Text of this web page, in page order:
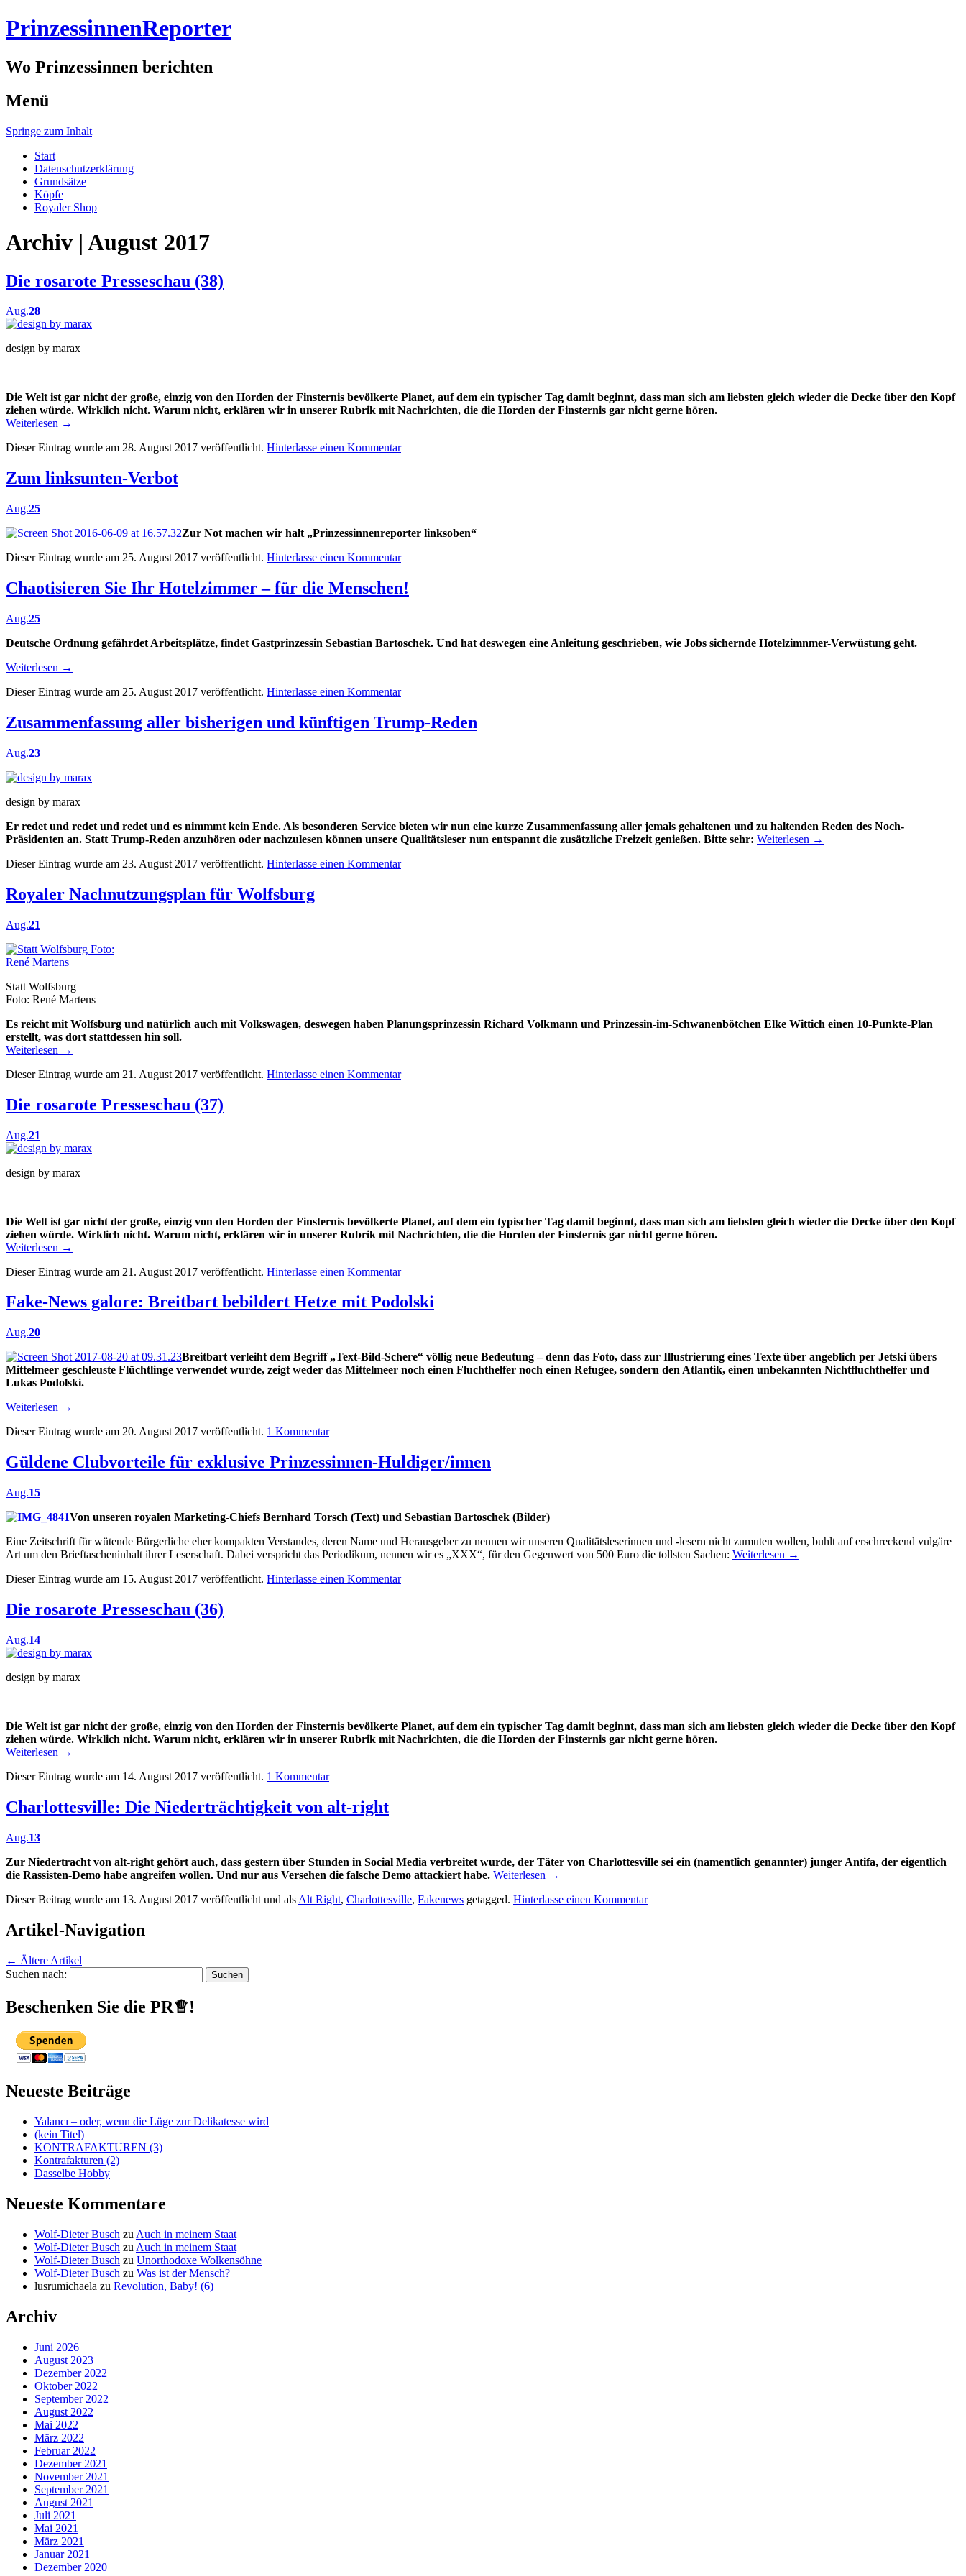
PrinzessinnenReporter
Wo Prinzessinnen berichten
Menü
Springe zum Inhalt
Start
Datenschutzerklärung
Grundsätze
Köpfe
Royaler Shop
Archiv | August 2017
Die rosarote Presseschau (38)
Aug.28
design by marax
Die Welt ist gar nicht der große, einzig von den Horden der Finsternis bevölkerte Planet, auf dem ein typischer Tag damit beginnt, dass man sich am liebsten gleich wieder die Decke über den Kopf
ziehen würde. Wirklich nicht. Warum nicht, erklären wir in unserer Rubrik mit Nachrichten, die die Horden der Finsternis gar nicht gerne hören.
Weiterlesen →
Dieser Eintrag wurde am 28. August 2017 veröffentlicht. Hinterlasse einen Kommentar
Zum linksunten-Verbot
Aug.25
Zur Not machen wir halt „Prinzessinnenreporter linksoben“
Dieser Eintrag wurde am 25. August 2017 veröffentlicht. Hinterlasse einen Kommentar
Chaotisieren Sie Ihr Hotelzimmer – für die Menschen!
Aug.25
Deutsche Ordnung gefährdet Arbeitsplätze, findet Gastprinzessin Sebastian Bartoschek. Und hat deswegen eine Anleitung geschrieben, wie Jobs sichernde Hotelzimnmer-Verwüstung geht.
Weiterlesen →
Dieser Eintrag wurde am 25. August 2017 veröffentlicht. Hinterlasse einen Kommentar
Zusammenfassung aller bisherigen und künftigen Trump-Reden
Aug.23
design by marax
Er redet und redet und redet und es nimmmt kein Ende. Als besonderen Service bieten wir nun eine kurze Zusammenfassung aller jemals gehaltenen und zu haltenden Reden des Noch-
Präsidenten an. Statt Trump-Reden anzuhören oder nachzulesen können unsere Qualitätsleser nun entspannt die zusätzliche Freizeit genießen. Bitte sehr: Weiterlesen →
Dieser Eintrag wurde am 23. August 2017 veröffentlicht. Hinterlasse einen Kommentar
Royaler Nachnutzungsplan für Wolfsburg
Aug.21
Statt Wolfsburg
Foto: René Martens
Es reicht mit Wolfsburg und natürlich auch mit Volkswagen, deswegen haben Planungsprinzessin Richard Volkmann und Prinzessin-im-Schwanenbötchen Elke Wittich einen 10-Punkte-Plan
erstellt, was dort stattdessen hin soll.
Weiterlesen →
Dieser Eintrag wurde am 21. August 2017 veröffentlicht. Hinterlasse einen Kommentar
Die rosarote Presseschau (37)
Aug.21
design by marax
Die Welt ist gar nicht der große, einzig von den Horden der Finsternis bevölkerte Planet, auf dem ein typischer Tag damit beginnt, dass man sich am liebsten gleich wieder die Decke über den Kopf
ziehen würde. Wirklich nicht. Warum nicht, erklären wir in unserer Rubrik mit Nachrichten, die die Horden der Finsternis gar nicht gerne hören.
Weiterlesen →
Dieser Eintrag wurde am 21. August 2017 veröffentlicht. Hinterlasse einen Kommentar
Fake-News galore: Breitbart bebildert Hetze mit Podolski
Aug.20
Breitbart verleiht dem Begriff „Text-Bild-Schere“ völlig neue Bedeutung – denn das Foto, dass zur Illustrierung eines Texte über angeblich per Jetski übers
Mittelmeer geschleuste Flüchtlinge verwendet wurde, zeigt weder das Mittelmeer noch einen Fluchthelfer noch einen Refugee, sondern den Atlantik, einen unbekannten Nichtfluchthelfer und
Lukas Podolski.
Weiterlesen →
Dieser Eintrag wurde am 20. August 2017 veröffentlicht. 1 Kommentar
Güldene Clubvorteile für exklusive Prinzessinnen-Huldiger/innen
Aug.15
Von unseren royalen Marketing-Chiefs Bernhard Torsch (Text) und Sebastian Bartoschek (Bilder)
Eine Zeitschrift für wütende Bürgerliche eher kompakten Verstandes, deren Name und Herausgeber zu nennen wir unseren Qualitätsleserinnen und -lesern nicht zumuten wollen, buhlt auf erschreckend vulgäre
Art um den Brieftascheninhalt ihrer Leserschaft. Dabei verspricht das Periodikum, nennen wir es „XXX“, für den Gegenwert von 500 Euro die tollsten Sachen: Weiterlesen →
Dieser Eintrag wurde am 15. August 2017 veröffentlicht. Hinterlasse einen Kommentar
Die rosarote Presseschau (36)
Aug.14
design by marax
Die Welt ist gar nicht der große, einzig von den Horden der Finsternis bevölkerte Planet, auf dem ein typischer Tag damit beginnt, dass man sich am liebsten gleich wieder die Decke über den Kopf
ziehen würde. Wirklich nicht. Warum nicht, erklären wir in unserer Rubrik mit Nachrichten, die die Horden der Finsternis gar nicht gerne hören.
Weiterlesen →
Dieser Eintrag wurde am 14. August 2017 veröffentlicht. 1 Kommentar
Charlottesville: Die Niederträchtigkeit von alt-right
Aug.13
Zur Niedertracht von alt-right gehört auch, dass gestern über Stunden in Social Media verbreitet wurde, der Täter von Charlottesville sei ein (namentlich genannter) junger Antifa, der eigentlich
die Rassisten-Demo habe angreifen wollen. Und nur aus Versehen die falsche Demo attackiert habe. Weiterlesen →
Dieser Beitrag wurde am 13. August 2017 veröffentlicht und als Alt Right, Charlottesville, Fakenews getagged. Hinterlasse einen Kommentar
Artikel-Navigation
← Ältere Artikel
Suchen nach:
Beschenken Sie die PR♕!
Neueste Beiträge
Yalancı – oder, wenn die Lüge zur Delikatesse wird
(kein Titel)
KONTRAFAKTUREN (3)
Kontrafakturen (2)
Dasselbe Hobby
Neueste Kommentare
Wolf-Dieter Busch zu Auch in meinem Staat
Wolf-Dieter Busch zu Auch in meinem Staat
Wolf-Dieter Busch zu Unorthodoxe Wolkensöhne
Wolf-Dieter Busch zu Was ist der Mensch?
lusrumichaela zu Revolution, Baby! (6)
Archiv
Juni 2026
August 2023
Dezember 2022
Oktober 2022
September 2022
August 2022
Mai 2022
März 2022
Februar 2022
Dezember 2021
November 2021
September 2021
August 2021
Juli 2021
Mai 2021
März 2021
Januar 2021
Dezember 2020